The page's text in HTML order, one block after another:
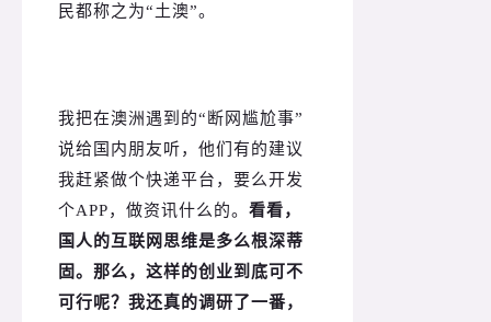
民都称之为“土澳”。
我把在澳洲遇到的“断网尴尬事”
说给国内朋友听，他们有的建议
我赶紧做个快递平台，要么开发
个APP，做资讯什么的。 看看，
国人的互联网思维是多么根深蒂
固。 那么，这样的创业到底可不
可行呢？ 我还真的调研了一番，